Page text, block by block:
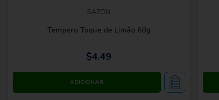
SAZON
Tempero Toque de Limão 60g
$4.49